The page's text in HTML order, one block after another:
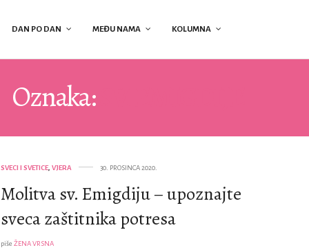
DAN PO DAN MEĐU NAMA KOLUMNA
Oznaka:
SVECI I SVETICE, VJERA 30. PROSINCA 2020.
Molitva sv. Emigdiju – upoznajte
sveca zaštitnika potresa
piše ŽENA VRSNA